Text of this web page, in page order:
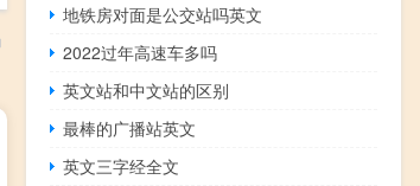
地铁房对面是公交站吗英文
2022过年高速车多吗
英文站和中文站的区别
最棒的广播站英文
英文三字经全文